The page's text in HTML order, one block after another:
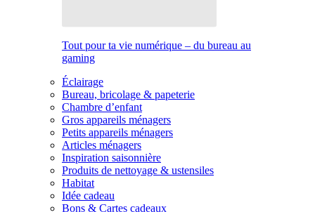
Tout pour ta vie numérique – du bureau au
gaming
Éclairage
Bureau, bricolage & papeterie
Chambre d’enfant
Gros appareils ménagers
Petits appareils ménagers
Articles ménagers
Inspiration saisonnière
Produits de nettoyage & ustensiles
Habitat
Idée cadeau
Bons & Cartes cadeaux